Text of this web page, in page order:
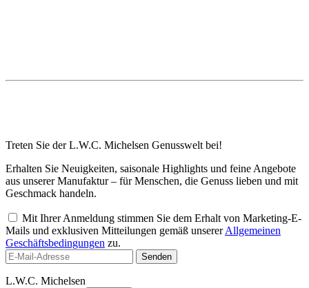
Treten Sie der L.W.C. Michelsen Genusswelt bei!
Erhalten Sie Neuigkeiten, saisonale Highlights und feine Angebote
aus unserer Manufaktur – für Menschen, die Genuss lieben und mit
Geschmack handeln.
Mit Ihrer Anmeldung stimmen Sie dem Erhalt von Marketing-E-
Mails und exklusiven Mitteilungen gemäß unsererAllgemeinen
Geschäftsbedingungen zu.
Senden
L.W.C. Michelsen